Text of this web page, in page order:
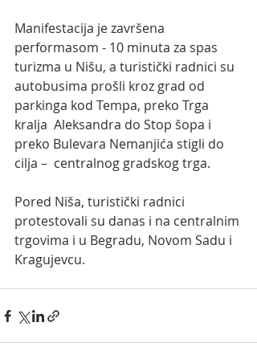
Manifestacija je završena
performasom - 10 minuta za spas
turizma u Nišu, a turistički radnici su
autobusima prošli kroz grad od
parkinga kod Tempa, preko Trga
kralja  Aleksandra do Stop šopa i
preko Bulevara Nemanjića stigli do
cilja –  centralnog gradskog trga.
Pored Niša, turistički radnici
protestovali su danas i na centralnim
trgovima i u Begradu, Novom Sadu i
Kragujevcu.